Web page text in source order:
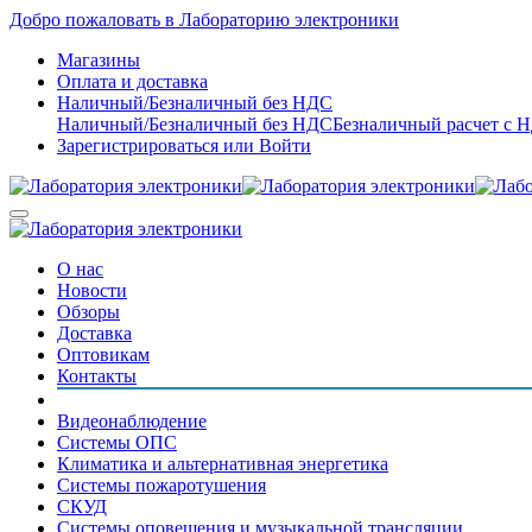
Добро пожаловать в Лабораторию электроники
Магазины
Оплата и доставка
Наличный/Безналичный без НДС
Наличный/Безналичный без НДСБезналичный расчет с
Зарегистрироваться или Войти
О нас
Новости
Обзоры
Доставка
Оптовикам
Контакты
Видеонаблюдение
Системы ОПС
Климатика и альтернативная энергетика
Системы пожаротушения
СКУД
Системы оповещения и музыкальной трансляции